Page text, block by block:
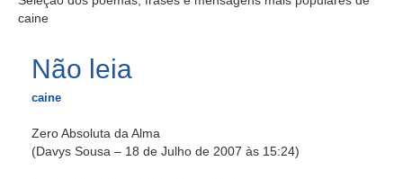
caine
Não leia
caine
Zero Absoluta da Alma
(Davys Sousa – 18 de Julho de 2007 às 15:24)